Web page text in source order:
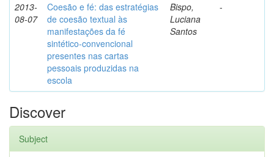
2013-
08-07
Coesão e fé: das estratégias
de coesão textual às
manifestações da fé
sintético-convencional
presentes nas cartas
pessoais produzidas na
escola
Bispo,
Luciana
Santos
-
Discover
Subject